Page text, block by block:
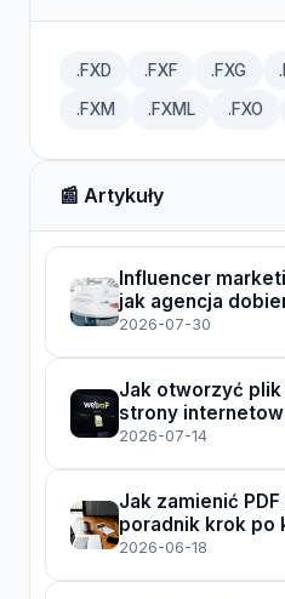
.FXD .FXF .FXG
.FXM .FXML .FXO
📰 Artykuły
Influencer
jak agencja
2026-07-30
Jak otworzyć plik
strony
2026-07-14
Jak zamienić
poradnik krok po
2026-06-18